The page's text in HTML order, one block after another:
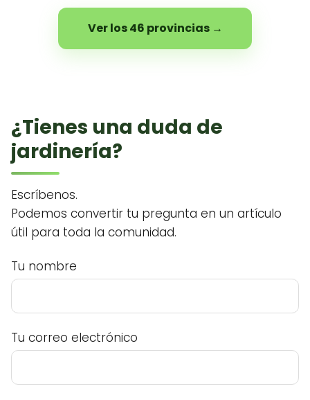
Ver los 46 provincias →
¿Tienes una duda de
jardinería?
Escríbenos.
Podemos convertir tu pregunta en un artículo
útil para toda la comunidad.
Tu nombre
Tu correo electrónico